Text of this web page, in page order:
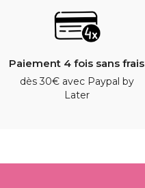
Paiement 4 fois sans frais
dès 30€ avec Paypal by
Later